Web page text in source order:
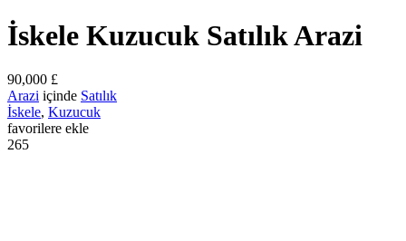
İskele Kuzucuk Satılık Arazi
90,000 £
Arazi içinde Satılık
İskele, Kuzucuk
favorilere ekle
265